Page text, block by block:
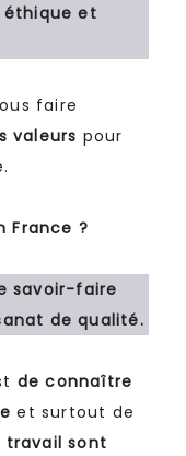
éthique et
faire
valeurs pour
France ?
savoir-faire
de qualité.
de connaître
et surtout de
travail sont